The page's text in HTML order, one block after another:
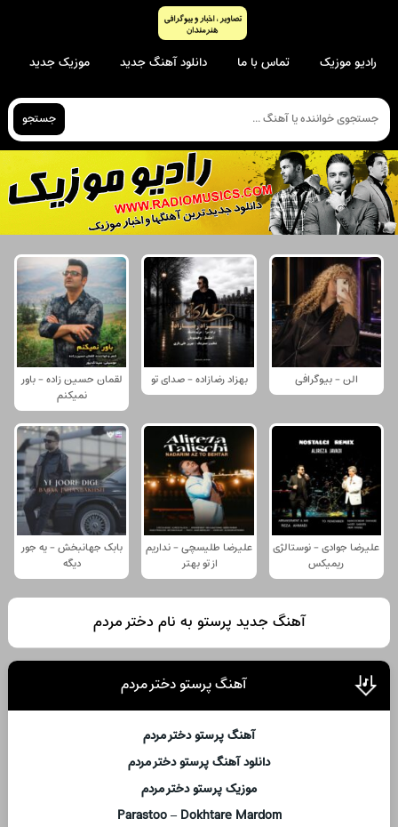
رادیو موزیک تماس با ما دانلود آهنگ جدید موزیک جدید
جستجو
الن - بیوگرافی بهزاد رضازاده - صدای تو
لقمان حسین زاده - باور
نمیکنم
علیرضا جوادی - نوستالژی
ریمیکس
علیرضا طلیسچی - نداریم
از تو بهتر
بابک جهانبخش - یه جور
دیگه
آهنگ جدید پرستو به نام دختر مردم
آهنگ پرستو دختر مردم
آهنگ پرستو دختر مردم
دانلود آهنگ پرستو دختر مردم
موزیک پرستو دختر مردم
Parastoo – Dokhtare Mardom